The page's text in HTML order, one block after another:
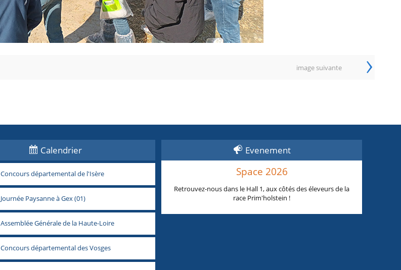
image suivante ›
Calendrier
Concours départemental de l'Isère
Journée Paysanne à Gex (01)
Assemblée Générale de la Haute-Loire
Concours départemental des Vosges
Evenement
Space 2026
Retrouvez-nous dans le Hall 1, aux côtés des éleveurs de la
race Prim'holstein !